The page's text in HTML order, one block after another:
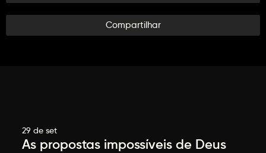
Compartilhar
29 de set
As propostas impossíveis de Deus